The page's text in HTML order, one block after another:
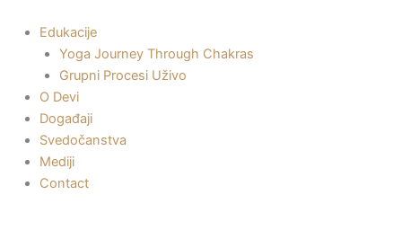
садржај
Edukacije
Yoga Journey Through Chakras
Grupni Procesi Uživo
O Devi
Događaji
Svedočanstva
Mediji
Contact